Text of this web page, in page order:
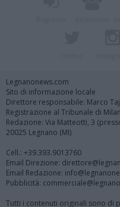
Legnanonews.com
Sito di informazione locale
Direttore responsabile: Marco
Registrazione al Tribunale di
Redazione: Via Matteotti, 3
20025 Legnano (MI)
Cell.: +39.393.9013760
Email Direzione:
Email Redazione:
Pubblicità:
Tutti i contenuti originali sono di